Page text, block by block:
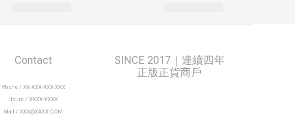
Contact
Phone / XX-XXX-XXX-XXX
Hours / XXXX-XXXX
Mail / XXX@XXXX.COM
SINCE 2017｜連續四年
正版正貨商戶